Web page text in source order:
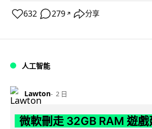
632 279 ↗ 分享
人工智能
Lawton 2 日
微軟刪走 32GB RAM 遊戲